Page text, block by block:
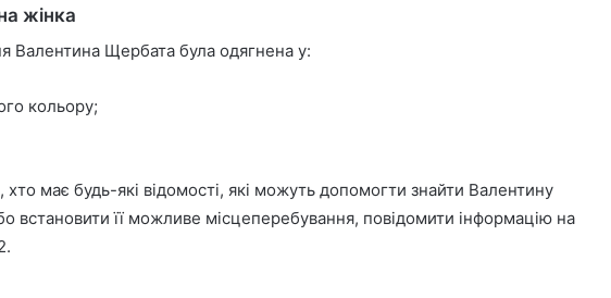
жінка
Валентина Щербата була одягнена у:
кольору;
хто має будь-які відомості, які можуть допомогти знайти Валентину
встановити її можливе місцеперебування, повідомити інформацію на